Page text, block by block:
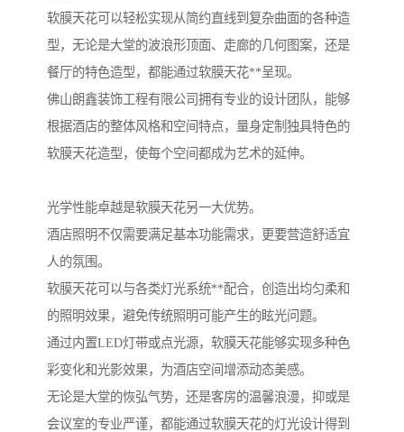
软膜天花可以轻松实现从简约直线到复杂曲面的各种造
型，无论是大堂的波浪形顶面、走廊的几何图案，还是
餐厅的特色造型，都能通过软膜天花**呈现。
佛山朗鑫装饰工程有限公司拥有专业的设计团队，能够
根据酒店的整体风格和空间特点，量身定制独具特色的
软膜天花造型，使每个空间都成为艺术的延伸。
光学性能卓越是软膜天花另一大优势。
酒店照明不仅需要满足基本功能需求，更要营造舒适宜
人的氛围。
软膜天花可以与各类灯光系统**配合，创造出均匀柔和
的照明效果，避免传统照明可能产生的眩光问题。
通过内置LED灯带或点光源，软膜天花能够实现多种色
彩变化和光影效果，为酒店空间增添动态美感。
无论是大堂的恢弘气势，还是客房的温馨浪漫，抑或是
会议室的专业严谨，都能通过软膜天花的灯光设计得到